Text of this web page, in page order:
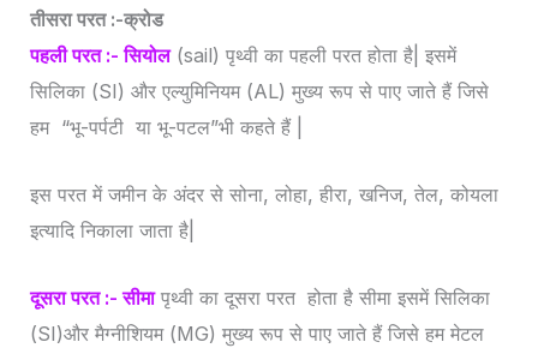
तीसरा परत :-क्रोड
पहली परत :- सियोल(sail) पृथ्वी का पहली परत होता है| इसमें
सिलिका (SI) और एल्युमिनियम (AL) मुख्य रूप से पाए जाते हैं जिसे
हम “भू-पर्पटी या भू-पटल”भी कहते हैं |
इस परत में जमीन के अंदर से सोना, लोहा, हीरा, खनिज, तेल, कोयला
इत्यादि निकाला जाता है|
दूसरा परत :- सीमा पृथ्वी का दूसरा परत होता है सीमा इसमें सिलिका
(SI)और मैग्नीशियम (MG) मुख्य रूप से पाए जाते हैं जिसे हम मेटल